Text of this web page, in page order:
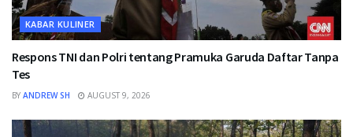
KABAR KULINER
Respons TNI dan Polri tentang Pramuka Garuda Daftar Tanpa
Tes
BY ANDREW SH AUGUST 9, 2026